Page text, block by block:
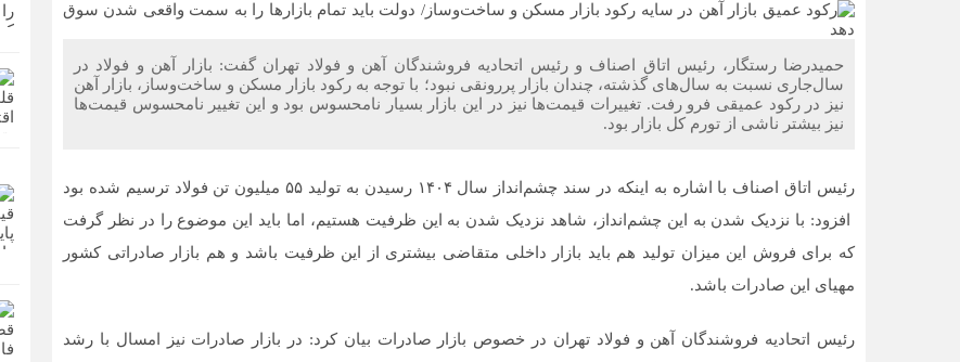
حمیدرضا رستگار، رئیس اتاق اصناف و رئیس اتحادیه فروشندگان آهن و فولاد تهران گفت: بازار آهن و فولاد در
سال‌جاری نسبت به سال‌‌‌های گذشته، چندان بازار پررونقی نبود؛ با توجه به رکود بازار مسکن و ساخت‌و‌ساز، بازار آهن
نیز در رکود عمیقی فرو رفت. تغییرات قیمت‌‌‌ها نیز در این بازار بسیار نامحسوس بود و این تغییر نامحسوس قیمت‌‌‌ها
نیز بیشتر ناشی از تورم کل بازار بود.
رئیس اتاق اصناف با اشاره به اینکه در سند چشم‌‌‌انداز سال ۱۴۰۴ رسیدن به تولید ۵۵ میلیون تن فولاد ترسیم شده بود
افزود: با نزدیک شدن به این چشم‌‌‌انداز، شاهد نزدیک شدن به این ظرفیت هستیم، اما باید این موضوع را در نظر گرفت
که برای فروش این میزان تولید هم باید بازار داخلی متقاضی بیشتری از این ظرفیت باشد و هم بازار صادراتی کشور
مهیای این صادرات باشد.
رئیس اتحادیه فروشندگان آهن و فولاد تهران در خصوص بازار صادرات بیان کرد: در بازار صادرات نیز امسال با رشد